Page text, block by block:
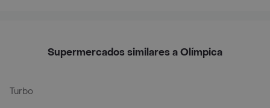
Supermercados similares a Olímpica
Turbo